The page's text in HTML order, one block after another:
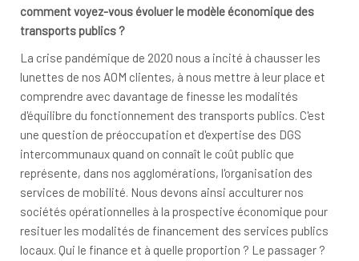
comment voyez-vous évoluer le modèle économique des
transports publics ?
La crise pandémique de 2020 nous a incité à chausser les
lunettes de nos AOM clientes, à nous mettre à leur place et
comprendre avec davantage de finesse les modalités
d'équilibre du fonctionnement des transports publics. C'est
une question de préoccupation et d'expertise des DGS
intercommunaux quand on connaît le coût public que
représente, dans nos agglomérations, l'organisation des
services de mobilité. Nous devons ainsi acculturer nos
sociétés opérationnelles à la prospective économique pour
resituer les modalités de financement des services publics
locaux. Qui le finance et à quelle proportion ? Le passager ?